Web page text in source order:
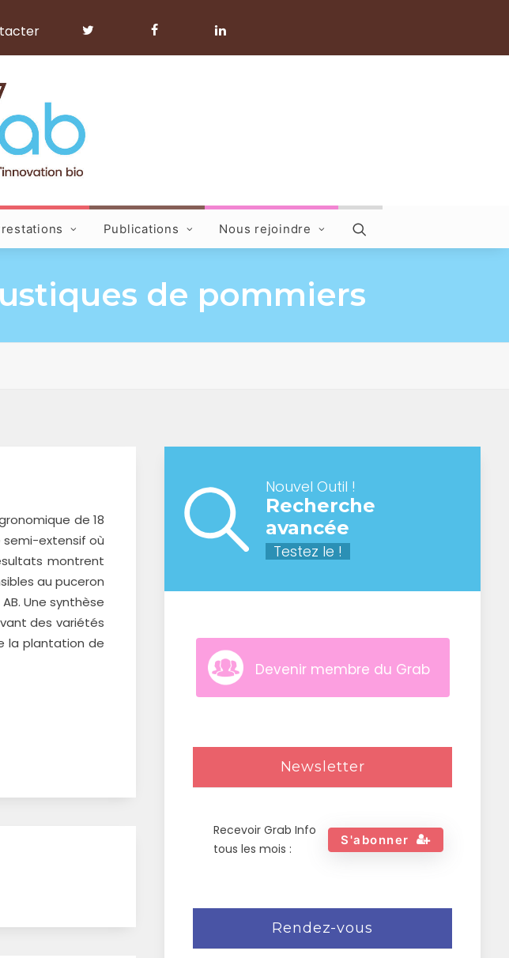
Publications Nous rejoindre
de pommiers
de 18
semi-extensif où
montrent
au puceron
Une synthèse
des variétés
la plantation de
Nouvel Outil !
Recherche
avancée
Testez le !
Devenir membre du Grab
Newsletter
Recevoir Grab Info
tous les mois :
S'abonner
Rendez-vous